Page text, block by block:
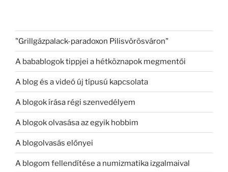
"Grillgázpalack-paradoxon Pilisvörösváron"
A babablogok tippjei a hétköznapok megmentői
A blog és a videó új típusú kapcsolata
A blogok írása régi szenvedélyem
A blogok olvasása az egyik hobbim
A blogolvasás előnyei
A blogom fellendítése a numizmatika izgalmaival